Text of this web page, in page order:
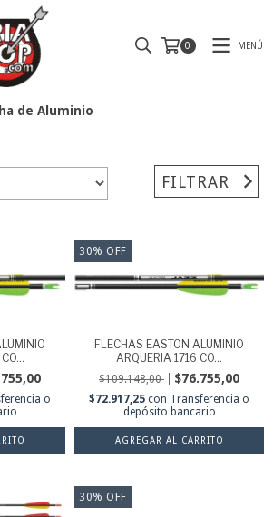
0 MENÚ
de Aluminio
FILTRAR
o
30% OFF
FLECHAS EASTON ALUMINIO
ARQUERIA 1716 CO...
$109.148,00 $76.755,00
$72.917,25 con Transferencia o
depósito bancario
30% OFF